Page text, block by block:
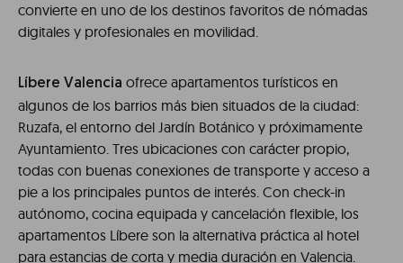
convierte en uno de los destinos favoritos de nómadas
digitales y profesionales en movilidad.
Líbere Valencia ofrece apartamentos turísticos en
algunos de los barrios más bien situados de la ciudad:
Ruzafa, el entorno del Jardín Botánico y próximamente
Ayuntamiento. Tres ubicaciones con carácter propio,
todas con buenas conexiones de transporte y acceso a
pie a los principales puntos de interés. Con check-in
autónomo, cocina equipada y cancelación flexible, los
apartamentos Líbere son la alternativa práctica al hotel
para estancias de corta y media duración en Valencia.